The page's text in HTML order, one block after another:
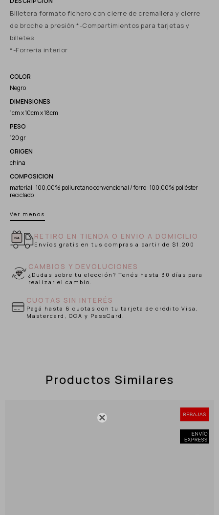

Billetera formato fichero con cierre de cremallera y cierre
de broche a presión *-Compartimientos para tarjetas y
billetes
*-Forreria interior
COLOR
Negro
DIMENSIONES
1cm x 10cm x 18cm
PESO
120 gr
ORIGEN
china
COMPOSICION
material : 100,00% poliuretano convencional / forro : 100,00% poliéster
reciclado
Ver menos
RETIRO EN TIENDA O ENVIO A DOMICILIO
Envíos gratis en tus compras a partir de $1.200
CAMBIOS Y DEVOLUCIONES
¿Dudas sobre tu elección? Tenés hasta 30 días para
realizar el cambio.
CUOTAS SIN INTERÉS
Pagá hasta 6 cuotas con tu tarjeta de crédito Visa,
Mastercard, OCA y PassCard.
Productos Similares